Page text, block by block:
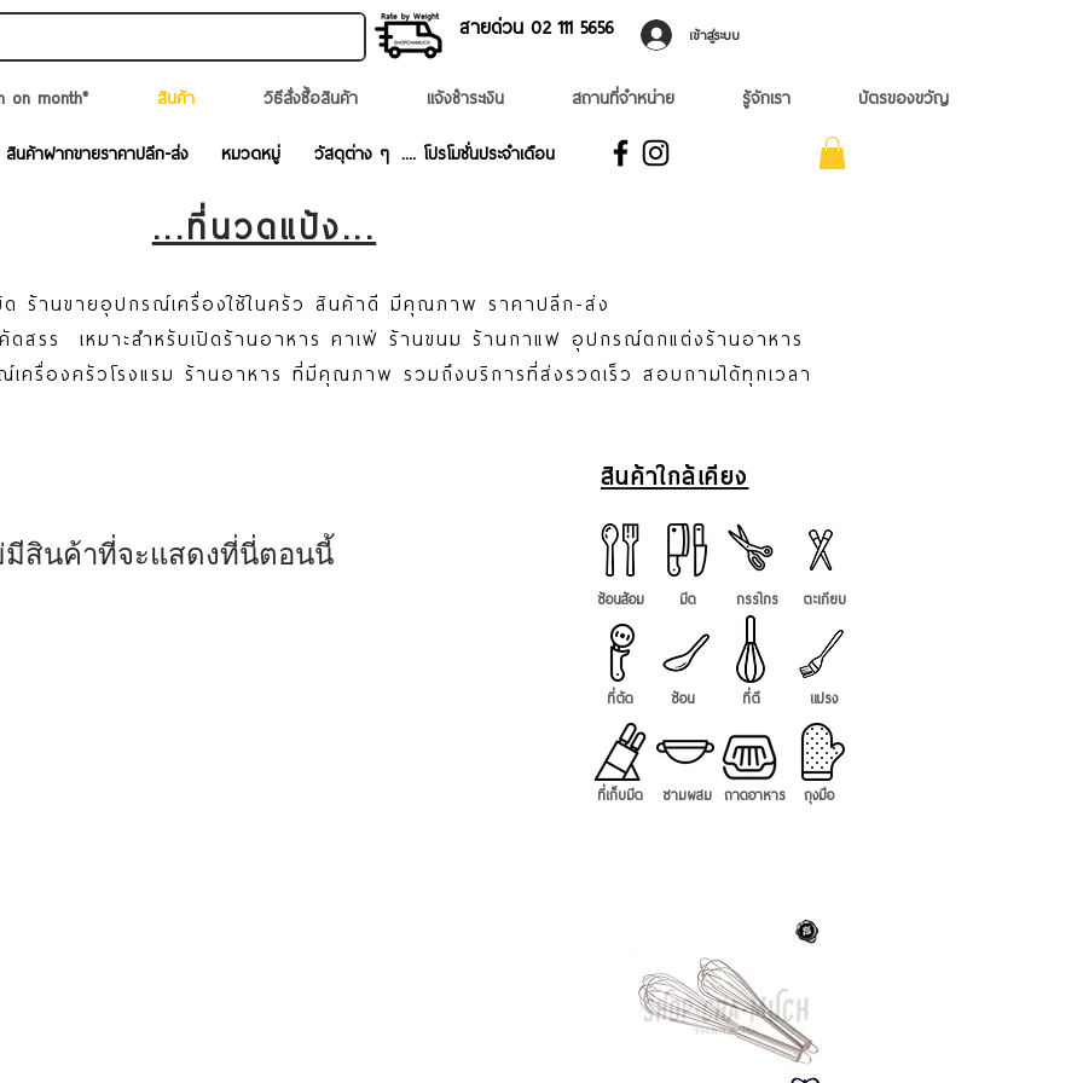
สายด่วน 02 ​111 5656 เข้าสู่ระบบ
on month* สินค้า วิธีสั่งซื้อสินค้า แจ้งชำระเงิน สถานที่จำหน่าย รู้จักเรา บัตรของขวัญ
สินค้าฝากขายราคาปลีก-ส่ง หมวดหมู่ วัสดุต่าง ๆ .... โปรโมชั่นประจำเดือน
...ที่นวดแป้ง...
ด ร้านขายอุปกรณ์เครื่องใช้ในครัว สินค้าดี มีคุณภาพ ราคาปลีก-ส่ง
สรร เหมาะสำหรับเปิดร้านอาหาร คาเฟ่ ร้านขนม ร้านกาแฟ อุปกรณ์ตกแต่งร้านอาหาร
ครื่องครัวโรงแรม ร้านอาหาร ที่มีคุณภาพ รวมถึงบริการที่ส่งรวดเร็ว สอบถามได้ทุกเวลา
มีสินค้าที่จะแสดงที่นี่ตอนนี้
สินค้าใกล้เคียง
ช้อนส้อม มีด กรรไกร ตะเกียบ
ที่ตัด ช้อน ที่ตี แปรง
ที่เก็บมีด ชามผสม ถาดอาหาร ถุงมือ